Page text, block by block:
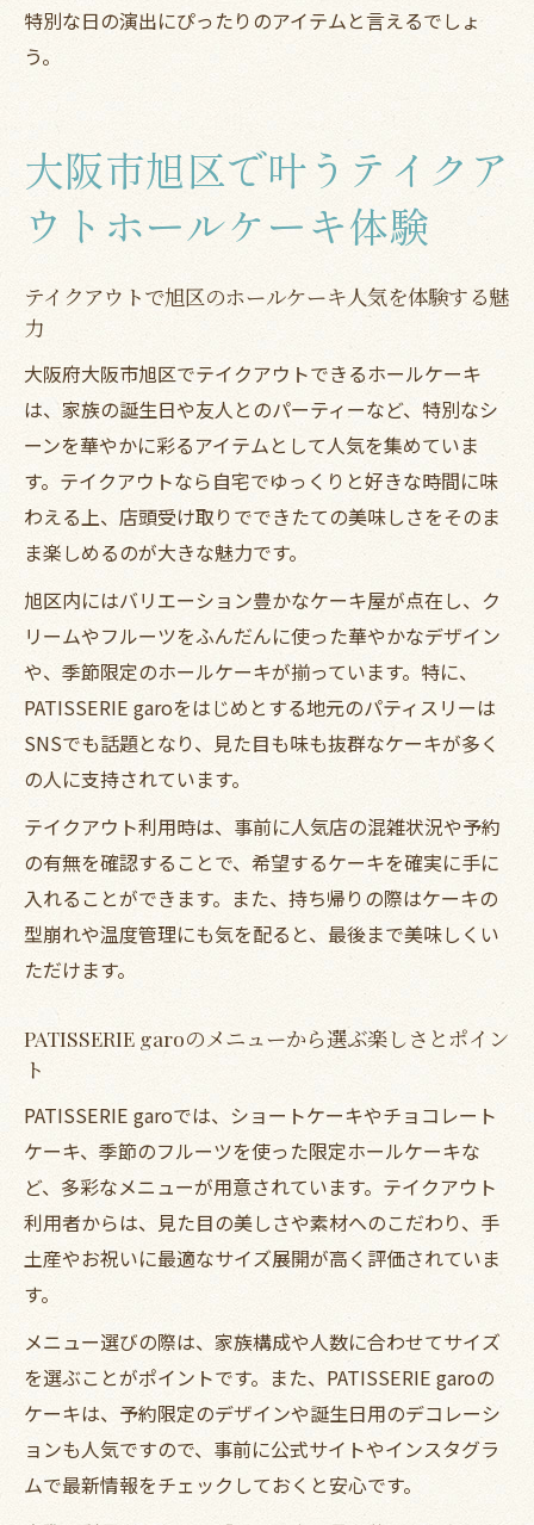
特別な日の演出にぴったりのアイテムと言えるでしょ
う。
大阪市旭区で叶うテイクア
ウトホールケーキ体験
テイクアウトで旭区のホールケーキ人気を体験する魅
力
大阪府大阪市旭区でテイクアウトできるホールケーキ
は、家族の誕生日や友人とのパーティーなど、特別なシ
ーンを華やかに彩るアイテムとして人気を集めていま
す。テイクアウトなら自宅でゆっくりと好きな時間に味
わえる上、店頭受け取りでできたての美味しさをそのま
ま楽しめるのが大きな魅力です。
旭区内にはバリエーション豊かなケーキ屋が点在し、ク
リームやフルーツをふんだんに使った華やかなデザイン
や、季節限定のホールケーキが揃っています。特に、
PATISSERIE garoをはじめとする地元のパティスリーは
SNSでも話題となり、見た目も味も抜群なケーキが多く
の人に支持されています。
テイクアウト利用時は、事前に人気店の混雑状況や予約
の有無を確認することで、希望するケーキを確実に手に
入れることができます。また、持ち帰りの際はケーキの
型崩れや温度管理にも気を配ると、最後まで美味しくい
ただけます。
PATISSERIE garoのメニューから選ぶ楽しさとポイン
ト
PATISSERIE garoでは、ショートケーキやチョコレート
ケーキ、季節のフルーツを使った限定ホールケーキな
ど、多彩なメニューが用意されています。テイクアウト
利用者からは、見た目の美しさや素材へのこだわり、手
土産やお祝いに最適なサイズ展開が高く評価されていま
す。
メニュー選びの際は、家族構成や人数に合わせてサイズ
を選ぶことがポイントです。また、PATISSERIE garoの
ケーキは、予約限定のデザインや誕生日用のデコレーシ
ョンも人気ですので、事前に公式サイトやインスタグラ
ムで最新情報をチェックしておくと安心です。